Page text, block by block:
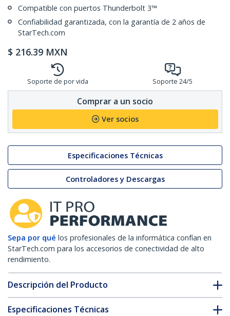
Compatible con puertos Thunderbolt 3™
Confiabilidad garantizada, con la garantía de 2 años de
StarTech.com
$ 216.39 MXN
Soporte de por vida Soporte 24/5
Comprar a un socio
Ver socios
Especificaciones Técnicas
Controladores y Descargas
Sepa por qué los profesionales de la informática confían en
StarTech.com para los accesorios de conectividad de alto
rendimiento.
Descripción del Producto
Especificaciones Técnicas